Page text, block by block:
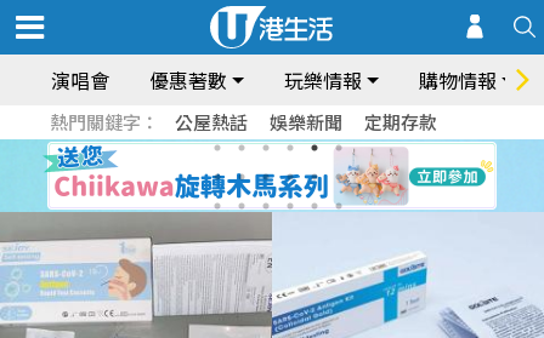
演唱會 優惠著數 玩樂情報 購物情報
熱門關鍵字： 公屋熱話 娛樂新聞 定期存款